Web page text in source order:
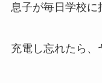
息子が毎日学校に
充電し忘れたら、